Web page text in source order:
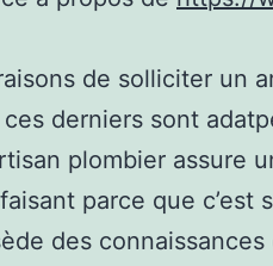
de solliciter un
derniers sont
plombier assure
parce que c’est
des